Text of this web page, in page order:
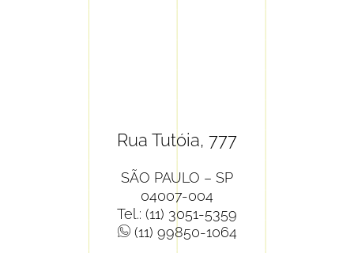
Rua Tutóia, 777
SÃO PAULO – SP
04007-004
Tel.: (11) 3051-5359
(11) 99850-1064